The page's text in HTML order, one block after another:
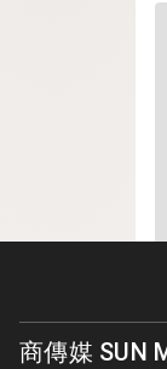
商傳媒 SUN